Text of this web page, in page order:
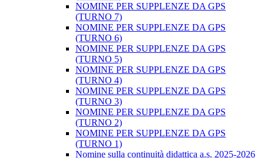
NOMINE PER SUPPLENZE DA GPS
(TURNO 7)
NOMINE PER SUPPLENZE DA GPS
(TURNO 6)
NOMINE PER SUPPLENZE DA GPS
(TURNO 5)
NOMINE PER SUPPLENZE DA GPS
(TURNO 4)
NOMINE PER SUPPLENZE DA GPS
(TURNO 3)
NOMINE PER SUPPLENZE DA GPS
(TURNO 2)
NOMINE PER SUPPLENZE DA GPS
(TURNO 1)
Nomine sulla continuità didattica a.s. 2025-2026